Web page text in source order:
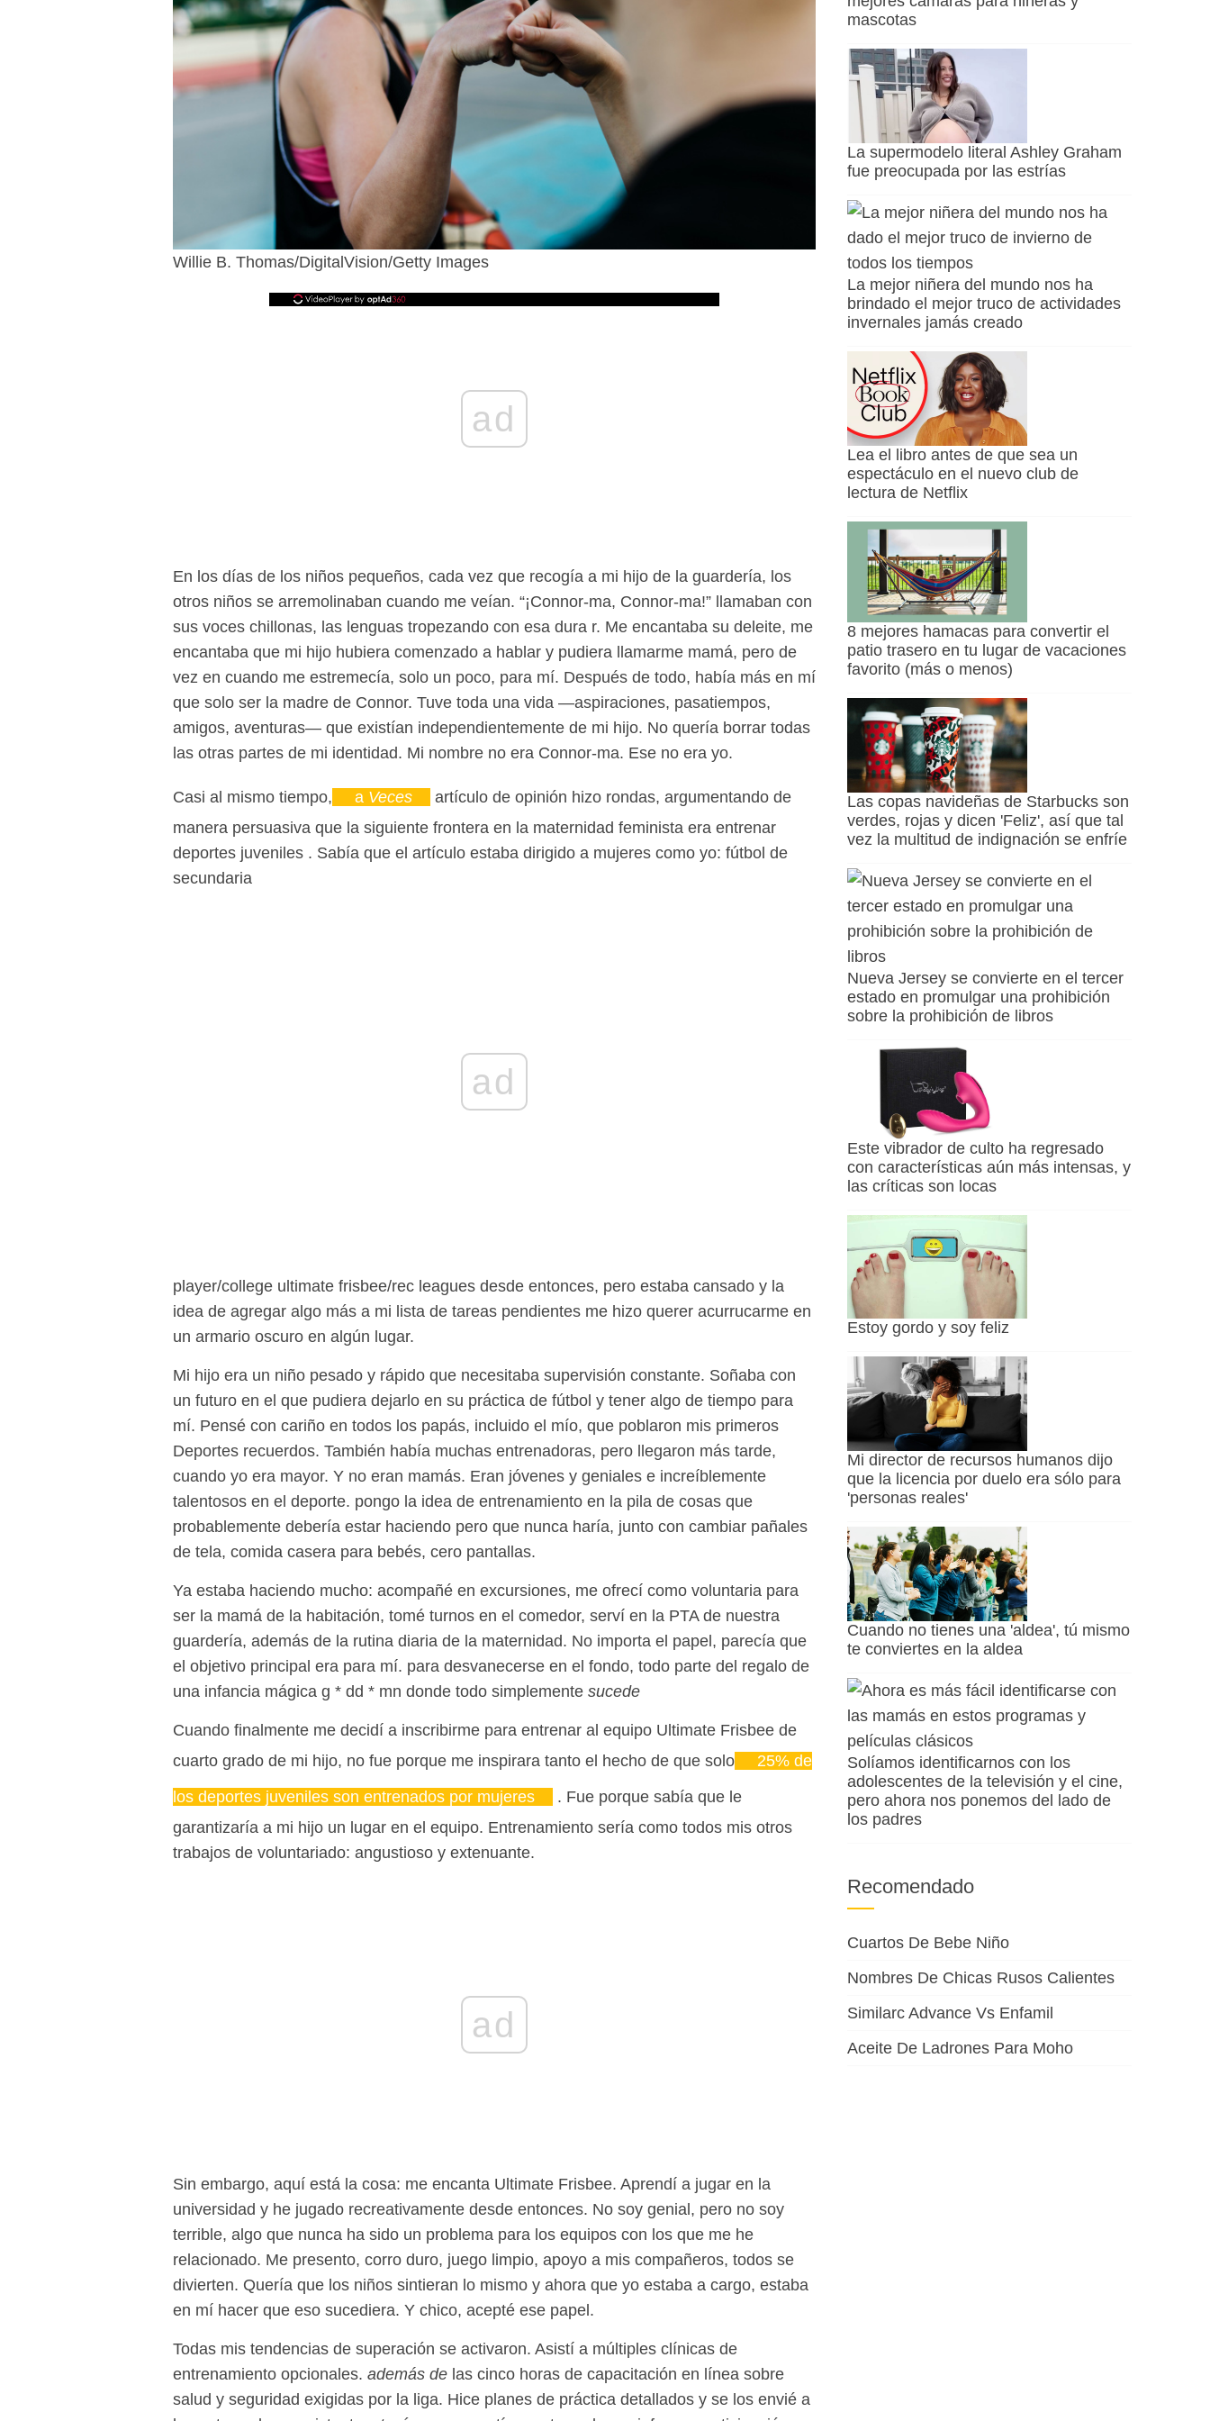
Willie B. Thomas/DigitalVision/Getty Images
ad
En los días de los niños pequeños, cada vez que recogía a mi hijo de la guardería, los
otros niños se arremolinaban cuando me veían. “¡Connor-ma, Connor-ma!” llamaban con
sus voces chillonas, las lenguas tropezando con esa dura r. Me encantaba su deleite, me
encantaba que mi hijo hubiera comenzado a hablar y pudiera llamarme mamá, pero de
vez en cuando me estremecía, solo un poco, para mí. Después de todo, había más en mí
que solo ser la madre de Connor. Tuve toda una vida —aspiraciones, pasatiempos,
amigos, aventuras— que existían independientemente de mi hijo. No quería borrar todas
las otras partes de mi identidad. Mi nombre no era Connor-ma. Ese no era yo.
Casi al mismo tiempo, a Veces
artículo de opinión hizo rondas, argumentando de
manera persuasiva que la siguiente frontera en la maternidad feminista era entrenar
deportes juveniles . Sabía que el artículo estaba dirigido a mujeres como yo: fútbol de
secundaria
ad
player/college ultimate frisbee/rec leagues desde entonces, pero estaba cansado y la
idea de agregar algo más a mi lista de tareas pendientes me hizo querer acurrucarme en
un armario oscuro en algún lugar.
Mi hijo era un niño pesado y rápido que necesitaba supervisión constante. Soñaba con
un futuro en el que pudiera dejarlo en su práctica de fútbol y tener algo de tiempo para
mí. Pensé con cariño en todos los papás, incluido el mío, que poblaron mis primeros
Deportes recuerdos. También había muchas entrenadoras, pero llegaron más tarde,
cuando yo era mayor. Y no eran mamás. Eran jóvenes y geniales e increíblemente
talentosos en el deporte. pongo la idea de entrenamiento en la pila de cosas que
probablemente debería estar haciendo pero que nunca haría, junto con cambiar pañales
de tela, comida casera para bebés, cero pantallas.
Ya estaba haciendo mucho: acompañé en excursiones, me ofrecí como voluntaria para
ser la mamá de la habitación, tomé turnos en el comedor, serví en la PTA de nuestra
guardería, además de la rutina diaria de la maternidad. No importa el papel, parecía que
el objetivo principal era para mí. para desvanecerse en el fondo, todo parte del regalo de
una infancia mágica g * dd * mn donde todo simplemente sucede
Cuando finalmente me decidí a inscribirme para entrenar al equipo Ultimate Frisbee de
cuarto grado de mi hijo, no fue porque me inspirara tanto el hecho de que solo
25% de
los deportes juveniles son entrenados por mujeres
. Fue porque sabía que le
garantizaría a mi hijo un lugar en el equipo. Entrenamiento sería como todos mis otros
trabajos de voluntariado: angustioso y extenuante.
ad
Sin embargo, aquí está la cosa: me encanta Ultimate Frisbee. Aprendí a jugar en la
universidad y he jugado recreativamente desde entonces. No soy genial, pero no soy
terrible, algo que nunca ha sido un problema para los equipos con los que me he
relacionado. Me presento, corro duro, juego limpio, apoyo a mis compañeros, todos se
divierten. Quería que los niños sintieran lo mismo y ahora que yo estaba a cargo, estaba
en mí hacer que eso sucediera. Y chico, acepté ese papel.
Todas mis tendencias de superación se activaron. Asistí a múltiples clínicas de
entrenamiento opcionales. además de las cinco horas de capacitación en línea sobre
salud y seguridad exigidas por la liga. Hice planes de práctica detallados y se los envié a
mascotas
La supermodelo literal Ashley Graham
fue preocupada por las estrías
La mejor niñera del mundo nos ha
brindado el mejor truco de actividades
invernales jamás creado
Lea el libro antes de que sea un
espectáculo en el nuevo club de
lectura de Netflix
8 mejores hamacas para convertir el
patio trasero en tu lugar de vacaciones
favorito (más o menos)
Las copas navideñas de Starbucks son
verdes, rojas y dicen 'Feliz', así que tal
vez la multitud de indignación se enfríe
Nueva Jersey se convierte en el tercer
estado en promulgar una prohibición
sobre la prohibición de libros
Este vibrador de culto ha regresado
con características aún más intensas, y
las críticas son locas
Estoy gordo y soy feliz
Mi director de recursos humanos dijo
que la licencia por duelo era sólo para
'personas reales'
Cuando no tienes una 'aldea', tú mismo
te conviertes en la aldea
Solíamos identificarnos con los
adolescentes de la televisión y el cine,
pero ahora nos ponemos del lado de
los padres
Recomendado
Cuartos De Bebe Niño
Nombres De Chicas Rusos Calientes
Similarc Advance Vs Enfamil
Aceite De Ladrones Para Moho